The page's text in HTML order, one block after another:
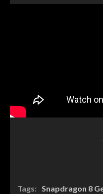
Tags: Snapdragon 8